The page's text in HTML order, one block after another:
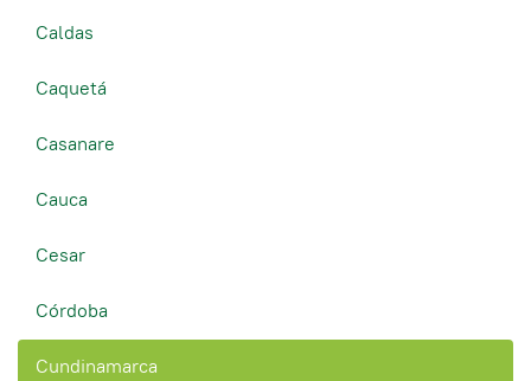
Caldas
Caquetá
Casanare
Cauca
Cesar
Córdoba
Cundinamarca